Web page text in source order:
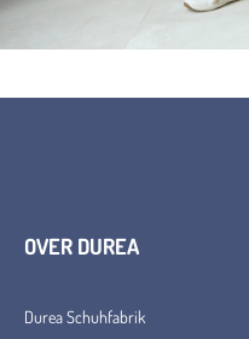
OVER DUREA
Durea Schuhfabrik